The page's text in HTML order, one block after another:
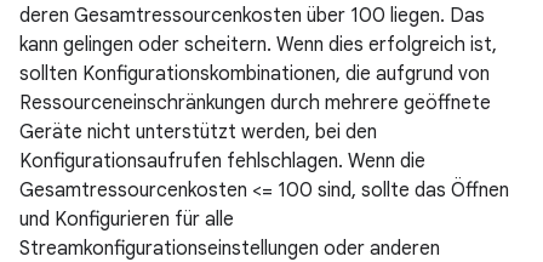
deren Gesamtressourcenkosten über 100 liegen. Das
kann gelingen oder scheitern. Wenn dies erfolgreich ist,
sollten Konfigurationskombinationen, die aufgrund von
Ressourceneinschränkungen durch mehrere geöffnete
Geräte nicht unterstützt werden, bei den
Konfigurationsaufrufen fehlschlagen. Wenn die
Gesamtressourcenkosten <= 100 sind, sollte das Öffnen
und Konfigurieren für alle
Streamkonfigurationseinstellungen oder anderen